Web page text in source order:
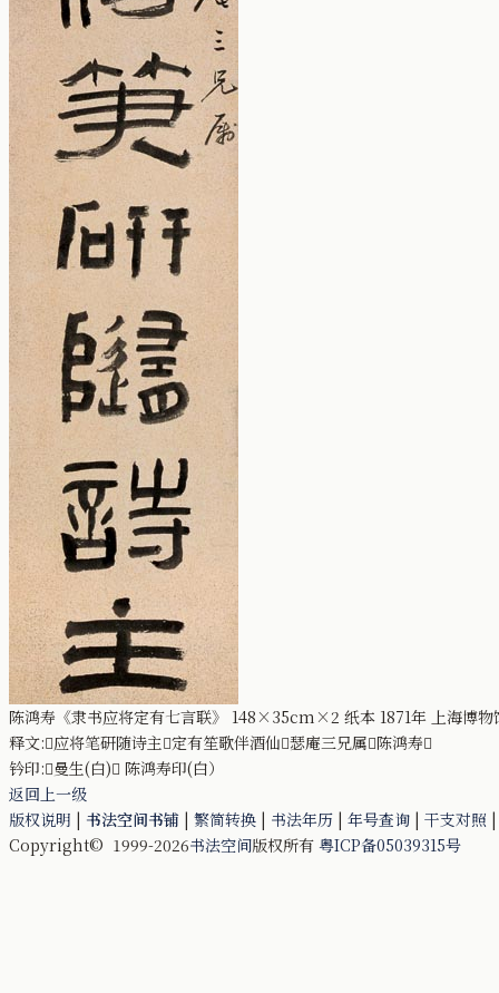
陈鸿寿《隶书应将定有七言联》 148×35cm×2 纸本 1871年 上海博物
释文:应将笔研随诗主定有笙歌伴酒仙瑟庵三兄属陈鸿寿
钤印:曼生(白) 陈鸿寿印(白）
返回上一级
版权说明 | 书法空间书铺 | 繁简转换 | 书法年历 | 年号查询 | 干支对照
Copyright© 1999-2026书法空间版权所有 粤ICP备05039315号